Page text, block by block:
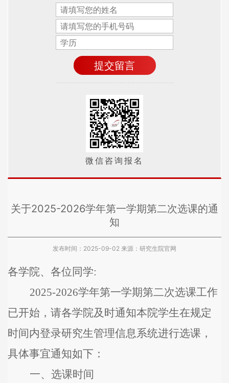
微信咨询报名
关于2025-2026学年第一学期第二次选课的通
知
发布时间：2025-09-02 来源：研究生院官网
各学院、各位 同学:
2025-2026学年第一学期第二次选课工作
已开始，请各学院及时通知本院学生在规定
时间内登录研究生管理信息系统进行选课，
具体事宜通知如下：
一、选课时间